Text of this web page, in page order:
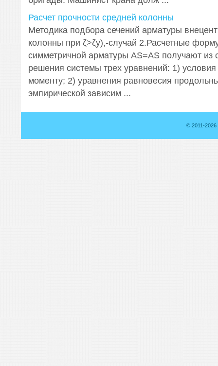
Расчет прочности средней колонны
Методика подбора сечений арматуры
колонны при ζ>ζy),-случай 2.Расчетные
симметричной арматуры AS=AS получают из
решения системы трех уравнений: 1) условия
моменту; 2) уравнения равновесия
эмпирической зависим ...
© 2011-2026